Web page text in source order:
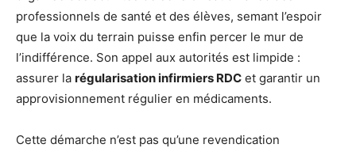
professionnels de santé et des élèves, semant l’espoir
que la voix du terrain puisse enfin percer le mur de
l’indifférence. Son appel aux autorités est limpide :
assurer la régularisation infirmiers RDC et garantir un
approvisionnement régulier en médicaments.
Cette démarche n’est pas qu’une revendication